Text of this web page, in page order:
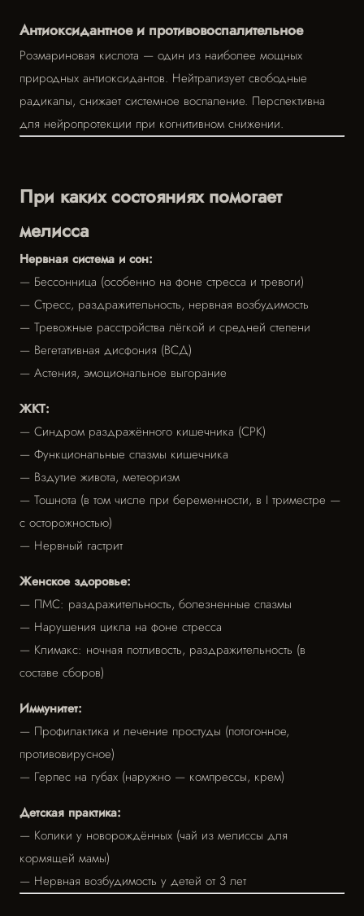
Антиоксидантное и противовоспалительное
Розмариновая кислота — один из наиболее мощных
природных антиоксидантов. Нейтрализует свободные
радикалы, снижает системное воспаление. Перспективна
для нейропротекции при когнитивном снижении.
При каких состояниях помогает
мелисса
Нервная система и сон:
— Бессонница (особенно на фоне стресса и тревоги)
— Стресс, раздражительность, нервная возбудимость
— Тревожные расстройства лёгкой и средней степени
— Вегетативная дисфония (ВСД)
— Астения, эмоциональное выгорание
ЖКТ:
— Синдром раздражённого кишечника (СРК)
— Функциональные спазмы кишечника
— Вздутие живота, метеоризм
— Тошнота (в том числе при беременности, в I триместре —
с осторожностью)
— Нервный гастрит
Женское здоровье:
— ПМС: раздражительность, болезненные спазмы
— Нарушения цикла на фоне стресса
— Климакс: ночная потливость, раздражительность (в
составе сборов)
Иммунитет:
— Профилактика и лечение простуды (потогонное,
противовирусное)
— Герпес на губах (наружно — компрессы, крем)
Детская практика:
— Колики у новорождённых (чай из мелиссы для
кормящей мамы)
— Нервная возбудимость у детей от 3 лет